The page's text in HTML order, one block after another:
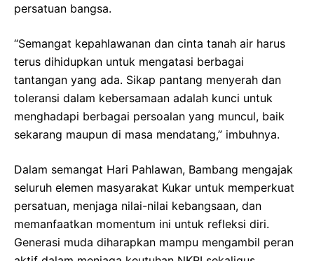
persatuan bangsa.
“Semangat kepahlawanan dan cinta tanah air harus
terus dihidupkan untuk mengatasi berbagai
tantangan yang ada. Sikap pantang menyerah dan
toleransi dalam kebersamaan adalah kunci untuk
menghadapi berbagai persoalan yang muncul, baik
sekarang maupun di masa mendatang,” imbuhnya.
Dalam semangat Hari Pahlawan, Bambang mengajak
seluruh elemen masyarakat Kukar untuk memperkuat
persatuan, menjaga nilai-nilai kebangsaan, dan
memanfaatkan momentum ini untuk refleksi diri.
Generasi muda diharapkan mampu mengambil peran